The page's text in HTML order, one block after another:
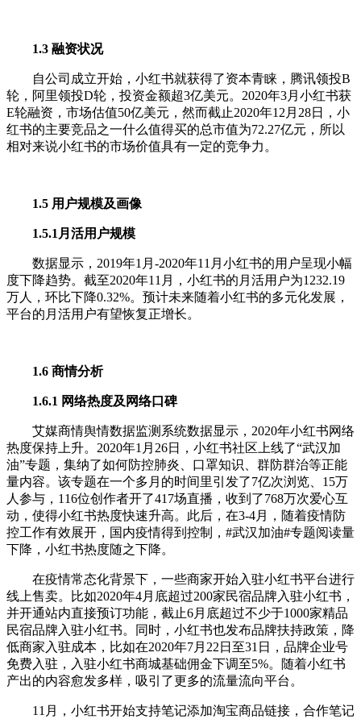
1.3 融资状况
自公司成立开始，小红书就获得了资本青睐，腾讯领投B
轮，阿里领投D轮，投资金额超3亿美元。2020年3月小红书获
E轮融资，市场估值50亿美元，然而截止2020年12月28日，小
红书的主要竞品之一什么值得买的总市值为72.27亿元，所以
相对来说小红书的市场价值具有一定的竞争力。
1.5 用户规模及画像
1.5.1月活用户规模
数据显示，2019年1月-2020年11月小红书的用户呈现小幅
度下降趋势。截至2020年11月，小红书的月活用户为1232.19
万人，环比下降0.32%。预计未来随着小红书的多元化发展，
平台的月活用户有望恢复正增长。
1.6 商情分析
1.6.1 网络热度及网络口碑
艾媒商情舆情数据监测系统数据显示，2020年小红书网络
热度保持上升。2020年1月26日，小红书社区上线了“武汉加
油”专题，集纳了如何防控肺炎、口罩知识、群防群治等正能
量内容。该专题在一个多月的时间里引发了7亿次浏览、15万
人参与，116位创作者开了417场直播，收到了768万次爱心互
动，使得小红书热度快速升高。此后，在3-4月，随着疫情防
控工作有效展开，国内疫情得到控制，#武汉加油#专题阅读量
下降，小红书热度随之下降。
在疫情常态化背景下，一些商家开始入驻小红书平台进行
线上售卖。比如2020年4月底超过200家民宿品牌入驻小红书，
并开通站内直接预订功能，截止6月底超过不少于1000家精品
民宿品牌入驻小红书。同时，小红书也发布品牌扶持政策，降
低商家入驻成本，比如在2020年7月22日至31日，品牌企业号
免费入驻，入驻小红书商城基础佣金下调至5%。随着小红书
产出的内容愈发多样，吸引了更多的流量流向平台。
11月，小红书开始支持笔记添加淘宝商品链接，合作笔记